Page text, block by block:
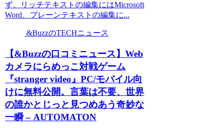
ず、リッチテキストの編集にはMicrosoft
Word、プレーンテキストの編集に...
&BuzzのTECHニュース
【&Buzzの口コミニュース】Web
カメラにらめっこ対戦ゲーム
『stranger video』PC/モバイル向
けに無料公開。言葉は不要、世界
の誰かとじっと見つめあう奇妙な
一瞬 – AUTOMATON